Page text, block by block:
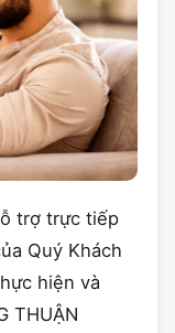
trợ trực tiếp
Quý Khách
hiện và
THUẬN